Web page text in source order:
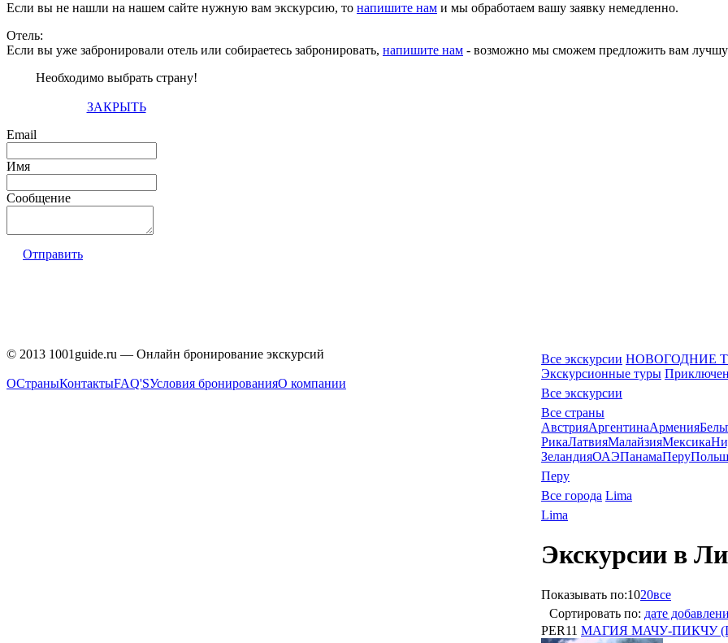
Если вы не нашли на нашем сайте нужную вам экскурсию, то напишите нам и мы обработаем вашу заявку немедленно.
Отель:
Если вы уже забронировали отель или собираетесь забронировать, напишите нам - возможно мы сможем предложить вам
Необходимо выбрать страну!
ЗАКРЫТЬ
Email
Имя
Сообщение
Отправить
Все экскурсии НОВОГОДНИЕ
Экскурсионные туры
Все экскурсии
Все страны
АвстрияАргентинаАрмения
РикаЛатвияМалайзияМексика
ЗеландияОАЭПанамаПеру
Перу
Все города Lima
Lima
Экскурсии в
Показывать по:1020все
Сортировать по: дате
PER11 МАГИЯ МАЧУ-ПИКЧУ
© 2013 1001guide.ru — Онлайн бронирование экскурсий
ОСтраныКонтактыFAQ'SУсловия бронированияО компании